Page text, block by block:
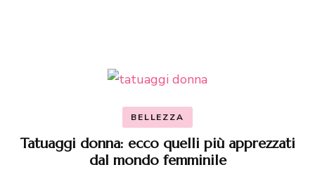
BELLEZZA
Tatuaggi donna: ecco quelli più apprezzati
dal mondo femminile